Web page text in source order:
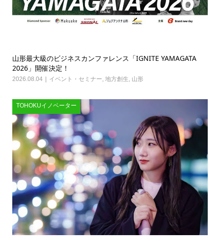
山形最大級のビジネスカンファレンス「IGNITE YAMAGATA
2026」開催決定！
2026.08.04 イベント・セミナー, 地方創生, 山形
TOHOKUイノベーター